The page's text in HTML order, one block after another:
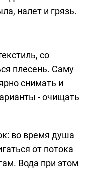
налет и грязь.
со
плесень. Саму
снимать и
- очищать
во время душа
от потока
Вода при этом